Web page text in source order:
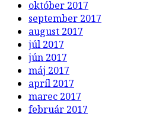
október 2017
september 2017
august 2017
júl 2017
jún 2017
máj 2017
apríl 2017
marec 2017
február 2017